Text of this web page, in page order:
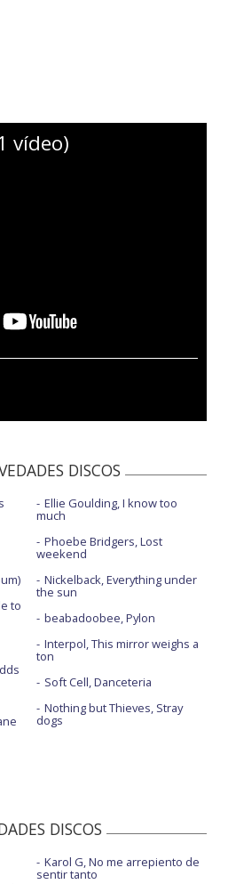
vídeo)
DISCOS
to
Ellie Goulding, I know too
much
Phoebe Bridgers, Lost
weekend
Nickelback, Everything under
the sun
beabadoobee, Pylon
Interpol, This mirror weighs a
ton
Soft Cell, Danceteria
Nothing but Thieves, Stray
dogs
DISCOS
Karol G, No me arrepiento de
sentir tanto